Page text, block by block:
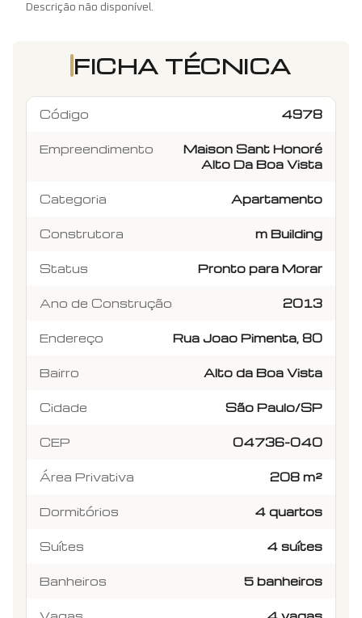
Descrição não disponível.
FICHA TÉCNICA
Código 4978
Empreendimento
Maison Sant Honoré
Alto Da Boa Vista
Categoria Apartamento
Construtora m Building
Status Pronto para Morar
Ano de Construção 2013
Endereço Rua Joao Pimenta, 80
Bairro Alto da Boa Vista
Cidade São Paulo/SP
CEP 04736-040
Área Privativa 208 m²
Dormitórios 4 quartos
Suítes 4 suítes
Banheiros 5 banheiros